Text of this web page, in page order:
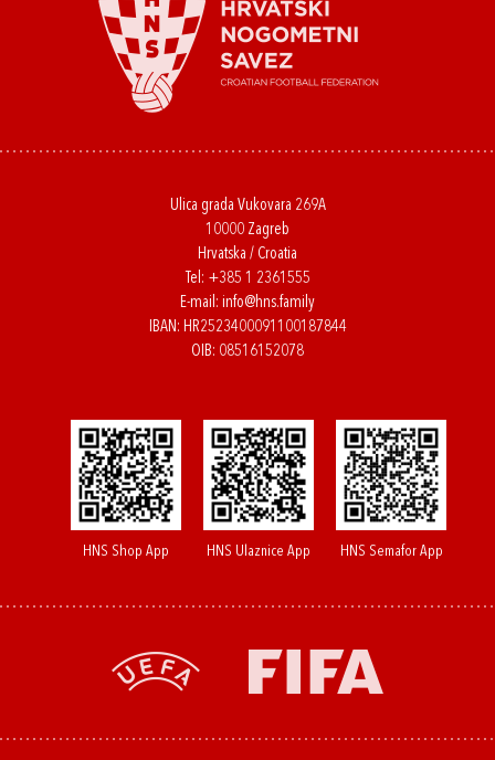
Ulica grada Vukovara 269A
10000 Zagreb
Hrvatska / Croatia
Tel: +385 1 2361555
E-mail: info@hns.family
IBAN: HR2523400091100187844
OIB: 08516152078
HNS Shop App HNS Ulaznice App HNS Semafor App